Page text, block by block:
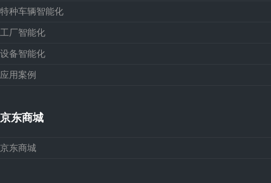
特种车辆智能化
工厂智能化
设备智能化
应用案例
京东商城
京东商城